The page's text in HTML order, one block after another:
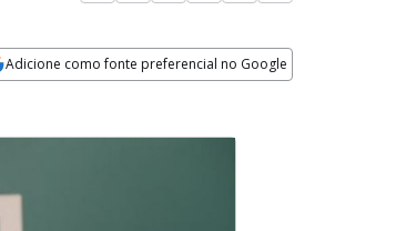
Adicione como fonte preferencial no Google